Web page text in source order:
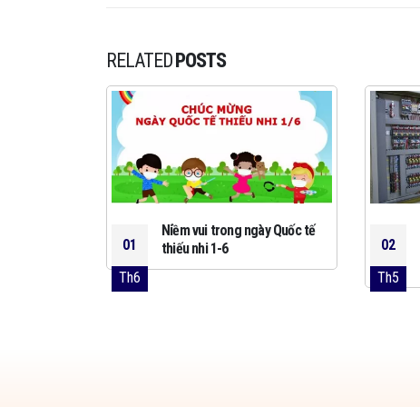
RELATEDPOSTS
01
Th6
Niềm vui trong ngày Quốc tế
thiếu nhi 1-6
02
Th5